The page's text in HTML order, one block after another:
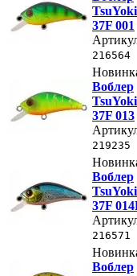
37F 001
216564
Воблер
37F 013
219235
Воблер
37F
216571
Воблер